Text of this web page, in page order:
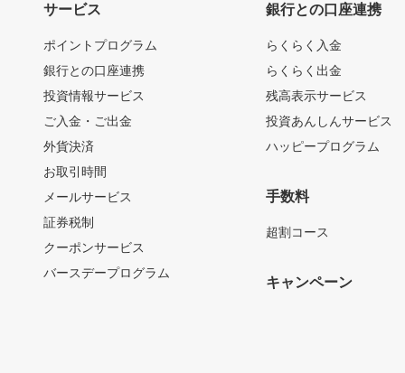
サービス
ポイントプログラム
銀行との口座連携
投資情報サービス
ご入金・ご出金
外貨決済
お取引時間
メールサービス
証券税制
クーポンサービス
バースデープログラム
銀行との口座連携
らくらく入金
らくらく出金
残高表示サービス
投資あんしんサービス
ハッピープログラム
手数料
超割コース
キャンペーン